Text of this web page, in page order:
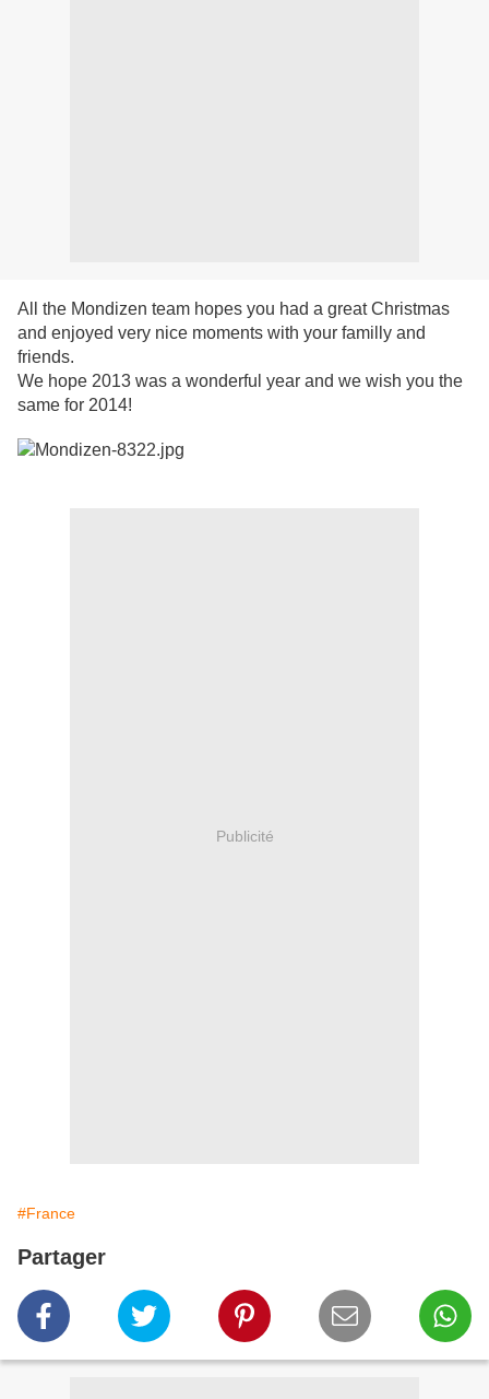
All the Mondizen team hopes you had a great Christmas
and enjoyed very nice moments with your familly and
friends.
We hope 2013 was a wonderful year and we wish you the
same for 2014!
Publicité
#France
Partager